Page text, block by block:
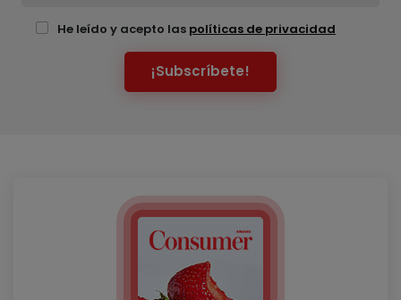
He leído y acepto las políticas de privacidad
¡Subscríbete!